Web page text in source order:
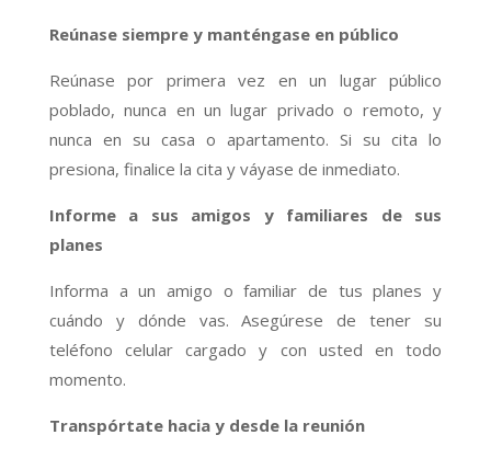
Reúnase siempre y manténgase en público
Reúnase por primera vez en un lugar público
poblado, nunca en un lugar privado o remoto, y
nunca en su casa o apartamento. Si su cita lo
presiona, finalice la cita y váyase de inmediato.
Informe a sus amigos y familiares de sus
planes
Informa a un amigo o familiar de tus planes y
cuándo y dónde vas. Asegúrese de tener su
teléfono celular cargado y con usted en todo
momento.
Transpórtate hacia y desde la reunión